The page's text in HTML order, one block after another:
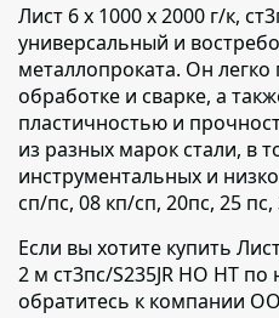
Лист 6 х 1000 х 2000 г/к,
универсальный и
металлопроката. Он легко
обработке и сварке, а
пластичностью и
из разных марок стали, в
инструментальных и
сп/пс, 08 кп/сп, 20пс, 25
Если вы хотите купить
2 м ст3пс/S235JR НО НТ по
обратитесь к компании